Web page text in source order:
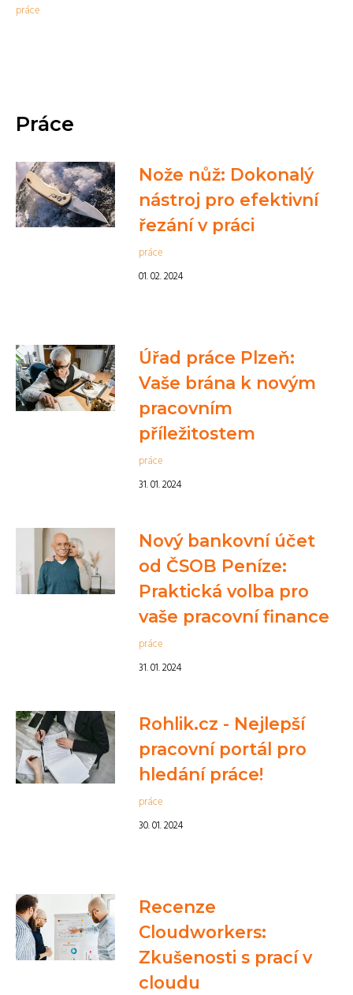
práce
Práce
Nože nůž: Dokonalý
nástroj pro efektivní
řezání v práci
práce
01. 02. 2024
Úřad práce Plzeň:
Vaše brána k novým
pracovním
příležitostem
práce
31. 01. 2024
Nový bankovní účet
od ČSOB Peníze:
Praktická volba pro
vaše pracovní finance
práce
31. 01. 2024
Rohlik.cz - Nejlepší
pracovní portál pro
hledání práce!
práce
30. 01. 2024
Recenze
Cloudworkers:
Zkušenosti s prací v
cloudu